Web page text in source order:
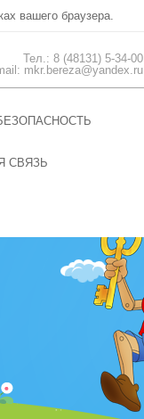
вашего браузера.
Тел.: 8 (48131) 5-34-00
mkr.bereza@yandex.ru
СВЯЗЬ